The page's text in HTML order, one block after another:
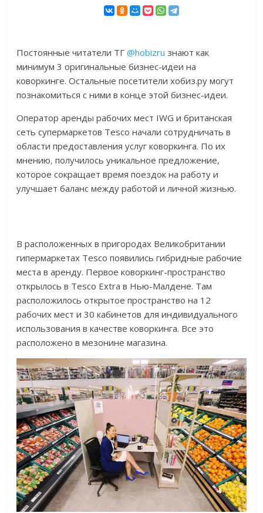
Постоянные читатели ТГ@hobizru знают как
минимум 3 оригинальные бизнес-идеи на
коворкинге. Остальные посетители хобиз.ру могут
познакомиться с ними в конце этой бизнес-идеи.
Оператор аренды рабочих мест IWG и британская
сеть супермаркетов Tesco начали сотрудничать в
области предоставления услуг коворкинга. По их
мнению, получилось уникальное предложение,
которое сокращает время поездок на работу и
улучшает баланс между работой и личной жизнью.
В расположенных в пригородах Великобритании
гипермаркетах Tesco появились гибридные рабочие
места в аренду. Первое коворкинг-пространство
открылось в Tesco Extra в Нью-Малдене. Там
расположилось открытое пространство на 12
рабочих мест и 30 кабинетов для индивидуального
использования в качестве коворкинга. Все это
расположено в мезонине магазина.